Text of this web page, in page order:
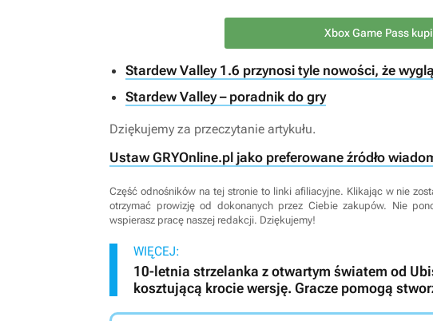
Xbox Game Pass
Stardew Valley 1.6 przynosi tyle nowości, że
Stardew Valley – poradnik do gry
Dziękujemy za przeczytanie artykułu.
Ustaw GRYOnline.pl jako preferowane źródło
Część odnośników na tej stronie to linki afiliacyjne. Klikając w nie
otrzymać prowizję od dokonanych przez Ciebie zakupów. Nie
wspierasz pracę naszej redakcji. Dziękujemy!
WIĘCEJ:
10-letnia strzelanka z otwartym światem od
kosztującą krocie wersję. Gracze pomogą